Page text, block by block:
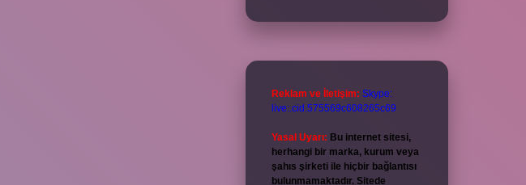
Reklam ve İletişim: Skype:
live:.cid.575569c608265c69
Yasal Uyarı: Bu internet sitesi,
herhangi bir marka, kurum veya
şahıs şirketi ile hiçbir bağlantısı
bulunmamaktadır. Sitede